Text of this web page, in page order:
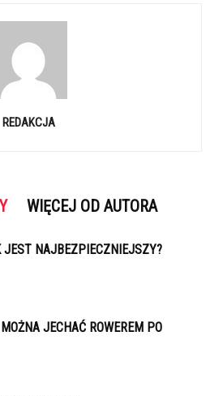
REDAKCJA
WIĘCEJ OD AUTORA
NAJBEZPIECZNIEJSZY?
JECHAĆ ROWEREM PO